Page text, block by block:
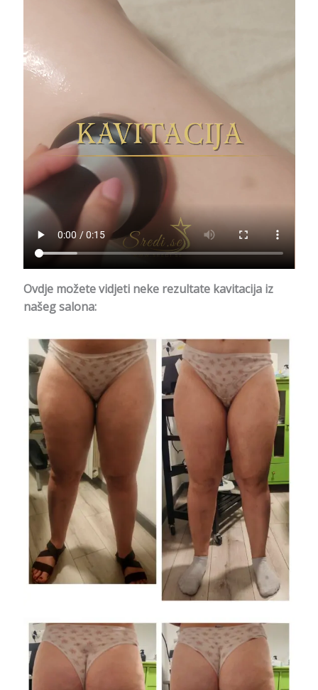
Ovdje možete vidjeti neke rezultate kavitacija iz
našeg salona: